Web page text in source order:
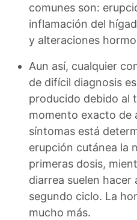
comunes son:
inflamación del
y alteraciones
Aun así, cualquier
de difícil diagnosis
producido debido al
momento exacto de
síntomas está
erupción cutánea la
primeras dosis,
diarrea suelen
segundo ciclo. La
mucho más.